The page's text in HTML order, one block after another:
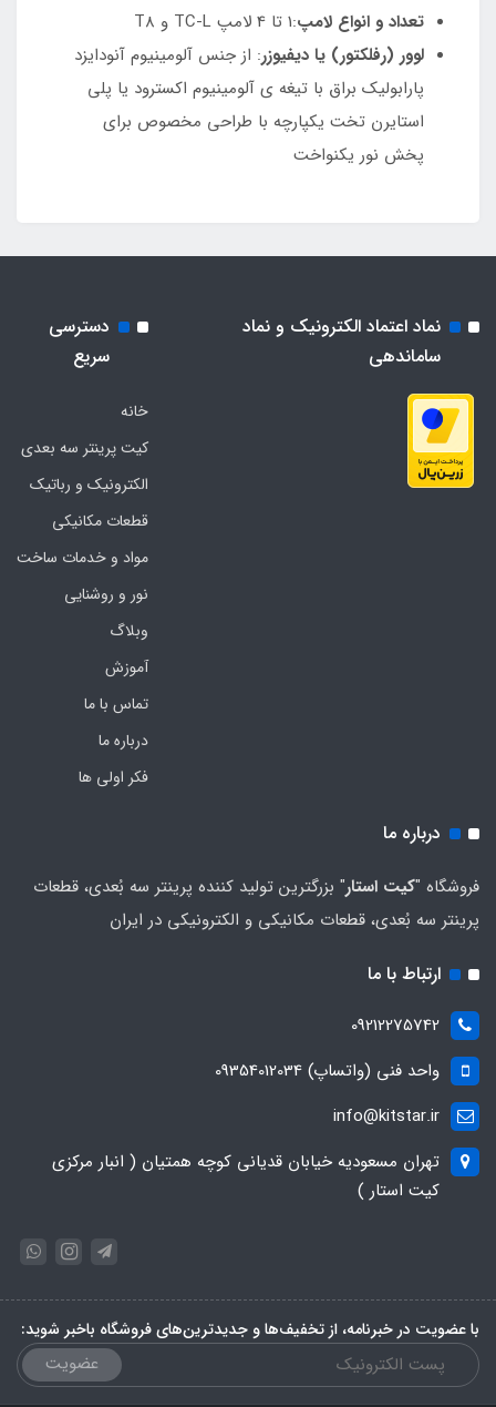
تعداد و انواع لامپ:1 تا 4 لامپ TC-L و T8
لوور (رفلکتور) یا دیفیوزر: از جنس آلومینیوم آنودایزد
پارابولیک براق با تیغه ی آلومینیوم اکسترود یا پلی
استایرن تخت یکپارچه با طراحی مخصوص برای
پخش نور یکنواخت
نماد اعتماد الکترونیک و نماد
ساماندهی
دسترسی
سریع
خانه
کیت پرینتر سه بعدی
الکترونیک و رباتیک
قطعات مکانیکی
مواد و خدمات ساخت
نور و روشنایی
وبلاگ
آموزش
تماس با ما
درباره ما
فکر اولی ها
درباره ما
فروشگاه "کیت استار" بزرگترین تولید کننده پرینتر سه بُعدی، قطعات
پرینتر سه بُعدی، قطعات مکانیکی و الکترونیکی در ایران
ارتباط با ما
09212275742
واحد فنی (واتساپ) 09354012034
info@kitstar.ir
تهران مسعودیه خیابان قدیانی کوچه همتیان ( انبار مرکزی
کیت استار )
با عضویت در خبرنامه، از تخفیف‌ها و جدیدترین‌های فروشگاه باخبر شوید:
عضویت